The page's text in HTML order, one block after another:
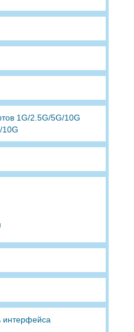
1G/2.5G/5G/10G
10G
интерфейса